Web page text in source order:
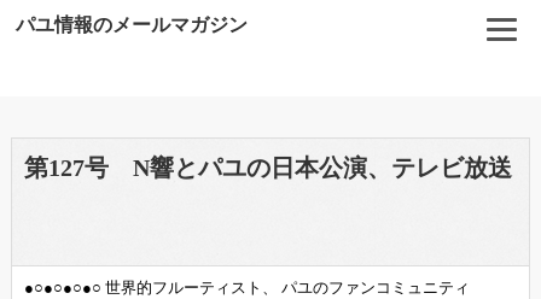
パユ情報のメールマガジン
第127号 N響とパユの日本公演、テレビ放送
●○●○●○●○ 世界的フルーティスト、 パユのファンコミュニティ